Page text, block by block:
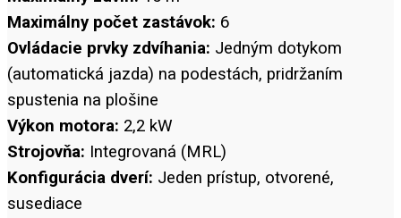
Maximálny počet zastávok: 6
Ovládacie prvky zdvíhania: Jedným dotykom
(automatická jazda) na podestách, pridržaním
spustenia na plošine
Výkon motora: 2,2 kW
Strojovňa: Integrovaná (MRL)
Konfigurácia dverí: Jeden prístup, otvorené,
susediace